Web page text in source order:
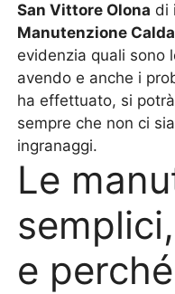
San Vittore Olona di
Manutenzione
evidenzia quali sono
avendo e anche i
ha effettuato, si
sempre che non ci
ingranaggi.
Le
e